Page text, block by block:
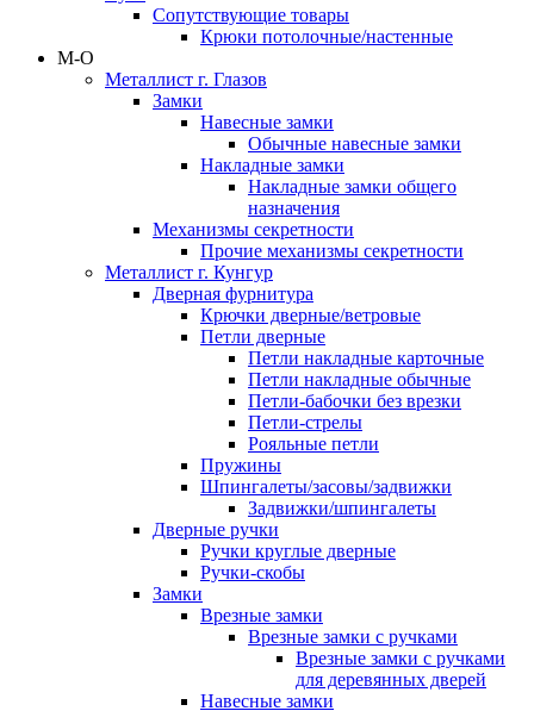
Сопутствующие товары
Крюки потолочные/настенные
М-О
Металлист г. Глазов
Замки
Навесные замки
Обычные навесные замки
Накладные замки
Накладные замки общего
назначения
Механизмы секретности
Прочие механизмы секретности
Металлист г. Кунгур
Дверная фурнитура
Крючки дверные/ветровые
Петли дверные
Петли накладные карточные
Петли накладные обычные
Петли-бабочки без врезки
Петли-стрелы
Рояльные петли
Пружины
Шпингалеты/засовы/задвижки
Задвижки/шпингалеты
Дверные ручки
Ручки круглые дверные
Ручки-скобы
Замки
Врезные замки
Врезные замки с ручками
Врезные замки с ручками
для деревянных дверей
Навесные замки